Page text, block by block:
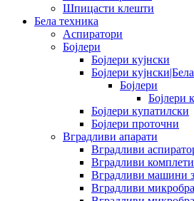
Шпицасти клешти
Бела техника
Аспиратори
Бојлери
Бојлери кујнски
Бојлери
Бојлери
Бојлери
Бојлери купатилски
Бојлери проточни
Вградливи апарати
Вградливи
Вградливи комплети
Вградливи машини
Вградливи